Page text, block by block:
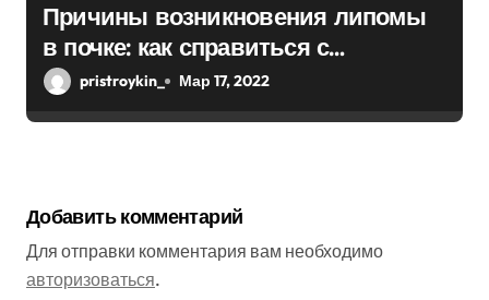
Причины возникновения липомы
в почке: как справиться с
болезнью
pristroykin_ Мар 17, 2022
Добавить комментарий
Для отправки комментария вам необходимо
авторизоваться.